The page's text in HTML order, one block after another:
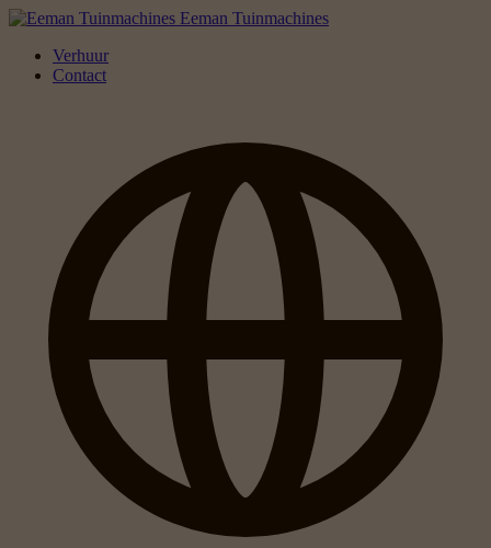
Eeman Tuinmachines
Verhuur
Contact